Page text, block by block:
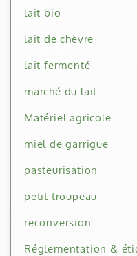
lait bio
lait de chèvre
lait fermenté
marché du lait
Matériel agricole
miel de garrigue
pasteurisation
petit troupeau
reconversion
Réglementation &